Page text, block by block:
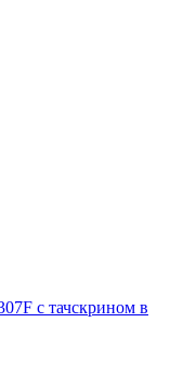
с тачскрином в